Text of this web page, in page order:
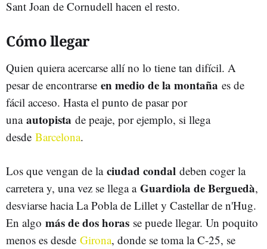
Sant Joan de Cornudell hacen el resto.
Cómo llegar
Quien quiera acercarse allí no lo tiene tan difícil. A
pesar de encontrarse en medio de la montaña es de
fácil acceso. Hasta el punto de pasar por
una autopista de peaje, por ejemplo, si llega
desde Barcelona.
Los que vengan de la ciudad condal deben coger la
carretera y, una vez se llega a Guardiola de Berguedà,
desviarse hacia La Pobla de Lillet y Castellar de n'Hug.
En algo más de dos horas se puede llegar. Un poquito
menos es desde Girona, donde se toma la C-25, se